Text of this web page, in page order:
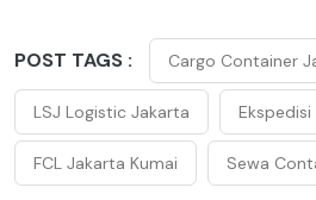
POST TAGS : Cargo Container
LSJ Logistic Jakarta
FCL Jakarta Kumai Sewa